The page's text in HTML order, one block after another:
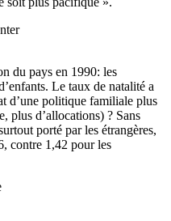
du pays en 1990: les
Le taux de natalité a
d’une politique familiale plus
plus d’allocations) ? Sans
porté par les étrangères,
contre 1,42 pour les